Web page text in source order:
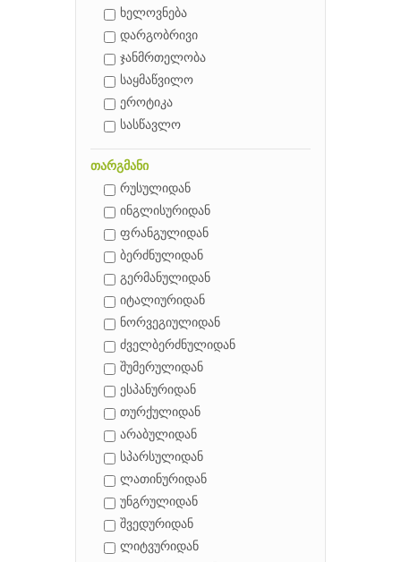
ხელოვნება
დარგობრივი
ჯანმრთელობა
საყმაწვილო
ეროტიკა
სასწავლო
თარგმანი
რუსულიდან
ინგლისურიდან
ფრანგულიდან
ბერძნულიდან
გერმანულიდან
იტალიურიდან
ნორვეგიულიდან
ძველბერძნულიდან
შუმერულიდან
ესპანურიდან
თურქულიდან
არაბულიდან
სპარსულიდან
ლათინურიდან
უნგრულიდან
შვედურიდან
ლიტვურიდან